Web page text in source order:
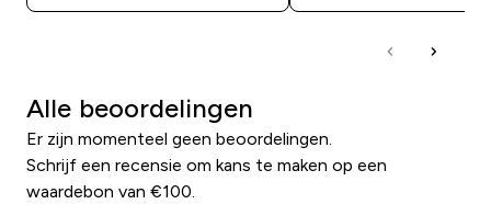
Alle beoordelingen
Er zijn momenteel geen beoordelingen.
Schrijf een recensie om kans te maken op een
waardebon van €100.